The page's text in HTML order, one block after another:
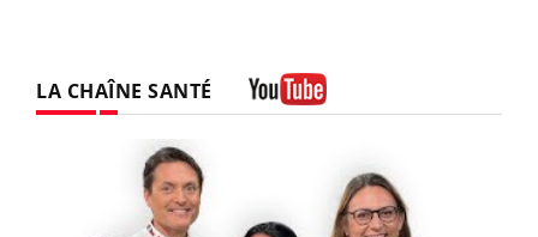
LA CHAÎNE SANTÉ